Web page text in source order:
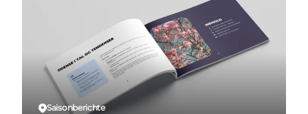
Saisonberichte